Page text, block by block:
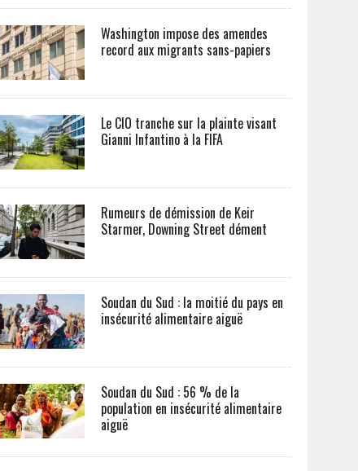
Washington impose des amendes
record aux migrants sans-papiers
Le CIO tranche sur la plainte visant
Gianni Infantino à la FIFA
Rumeurs de démission de Keir
Starmer, Downing Street dément
Soudan du Sud : la moitié du pays en
insécurité alimentaire aiguë
Soudan du Sud : 56 % de la
population en insécurité alimentaire
aiguë